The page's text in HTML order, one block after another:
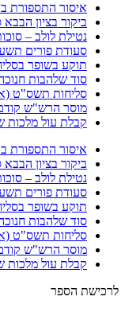
איסור התספורת
ביקור בציון
נטילת לולב –
סעודת פורים
תוקע בשופר
סוד שלהבות
סליחות תשס"ט
מוסר הרש"ש
קבלת עול מלכות
איסור התספורת
ביקור בציון
נטילת לולב –
סעודת פורים
תוקע בשופר
סוד שלהבות
סליחות תשס"ט
מוסר הרש"ש
קבלת עול מלכות
לרכישת הספר